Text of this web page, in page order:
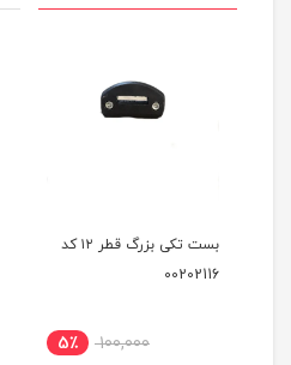
بست تکی بزرگ قطر ۱۲ کد
00202116
100,000 5٪